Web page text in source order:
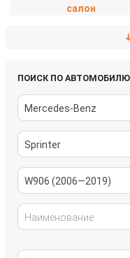
салон
стеклоочистители
тормозная система
ПОИСК ПО АВТОМОБИЛЮ
Mercedes-Benz
Sprinter
W906 (2006—2019)
Наименование